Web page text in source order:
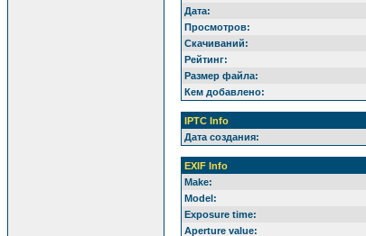
Дата:
Просмотров:
Скачиваний:
Рейтинг:
Размер файла:
Кем добавлено:
IPTC Info
Дата создания:
EXIF Info
Make:
Model:
Exposure time:
Aperture value: